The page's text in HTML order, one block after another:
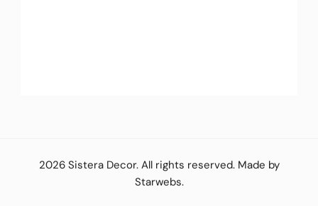
2026 Sistera Decor. All rights reserved. Made by
Starwebs.